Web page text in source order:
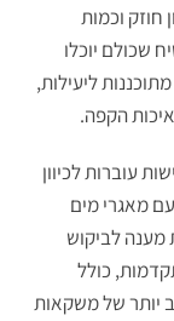
חוזק וכמות
שכולם יוכלו
ליעילות,
הקפה.
50 אנשים, הדרישות עוברות לכיוון
עם מאגרי מים
מענה לביקוש
כולל
יותר של משקאות